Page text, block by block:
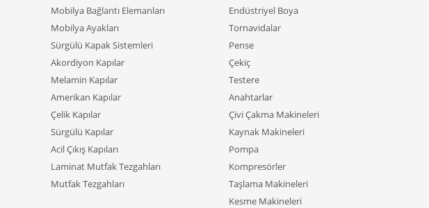
Mobilya Bağlantı Elemanları
Mobilya Ayakları
Sürgülü Kapak Sistemleri
Akordiyon Kapılar
Melamin Kapılar
Amerikan Kapılar
Çelik Kapılar
Sürgülü Kapılar
Acil Çıkış Kapıları
Laminat Mutfak Tezgahları
Mutfak Tezgahları
Endüstriyel Boya
Tornavidalar
Pense
Çekiç
Testere
Anahtarlar
Çivi Çakma Makineleri
Kaynak Makineleri
Pompa
Kompresörler
Taşlama Makineleri
Kesme Makineleri